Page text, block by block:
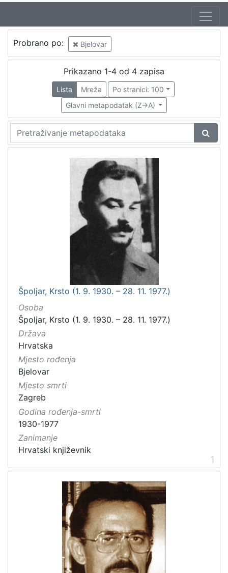
Probrano po: Bjelovar
Prikazano 1-4 od 4 zapisa
Lista Mreža
Po stranici: 100
Glavni metapodatak (Z->A)
Špoljar, Krsto (1. 9. 1930. – 28. 11. 1977.)
Osoba
Špoljar, Krsto (1. 9. 1930. – 28. 11. 1977.)
Država
Hrvatska
Mjesto rođenja
Bjelovar
Mjesto smrti
Zagreb
Godina rođenja-smrti
1930-1977
Zanimanje
Hrvatski književnik
1